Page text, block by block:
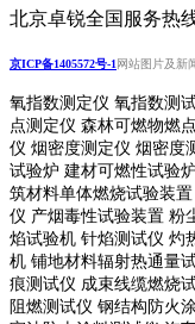
北京卓锐全国服务热
京ICP备1405572号-1网站图片及新
氧指数测定仪 氧指数测
点测定仪 森林可燃物燃
仪 烟密度测定仪 烟密度
试验炉 建材可燃性试验
筑材料单体燃烧试验装
仪 产烟毒性试验装置 粉
焰试验机 针焰测试仪 灼
机 铺地材料辐射热通量
痕测试仪 成束线缆燃烧
阻燃测试仪 钢结构防火